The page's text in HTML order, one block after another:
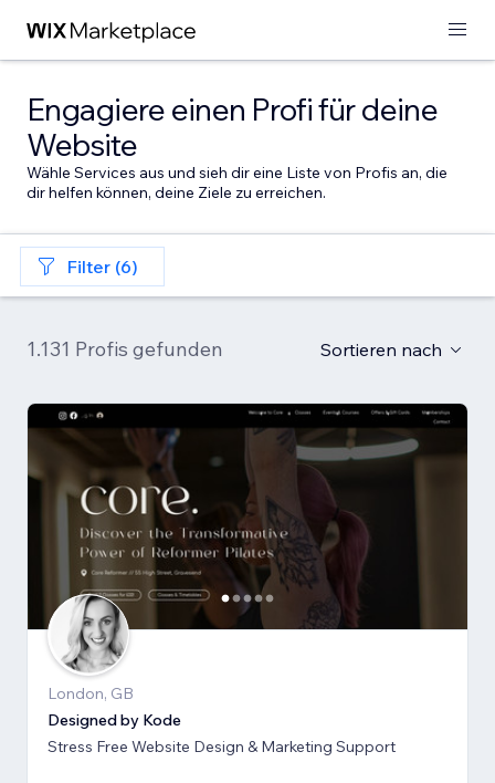
Engagiere einen Profi für deine
Website
Wähle Services aus und sieh dir eine Liste von Profis an, die
dir helfen können, deine Ziele zu erreichen.
Filter (6)
1.131 Profis gefunden Sortieren nach
London, GB
Designed by Kode
Stress Free Website Design & Marketing Support